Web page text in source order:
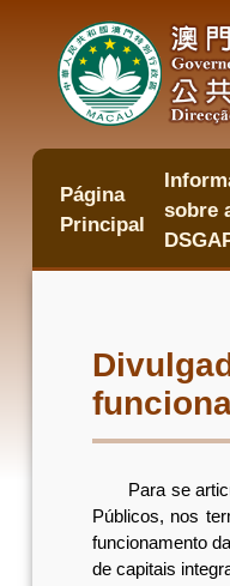
conteúdo
Página
Principal
sobre
Para se
Públicos, nos
funcionamento
de capitais